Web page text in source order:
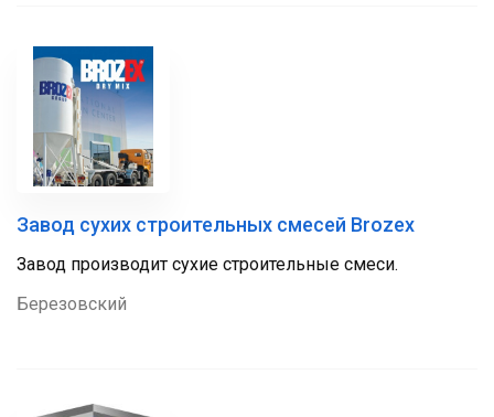
Завод сухих строительных смесей Brozex
Завод производит сухие строительные смеси.
Березовский